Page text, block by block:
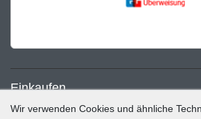
Einkaufen
Wir verwenden Cookies und ähnliche